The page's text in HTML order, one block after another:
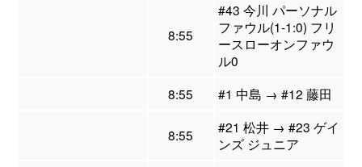
8:55
#43 今川 パーソナル
ファウル(1-1:0) フリ
ースローオンファウ
ル0
8:55
#1 中島 → #12 藤田
8:55
#21 松井 → #23 ゲイ
ンズ ジュニア